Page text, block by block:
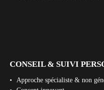
CONSEIL & SUIVI
Approche spécialiste & non